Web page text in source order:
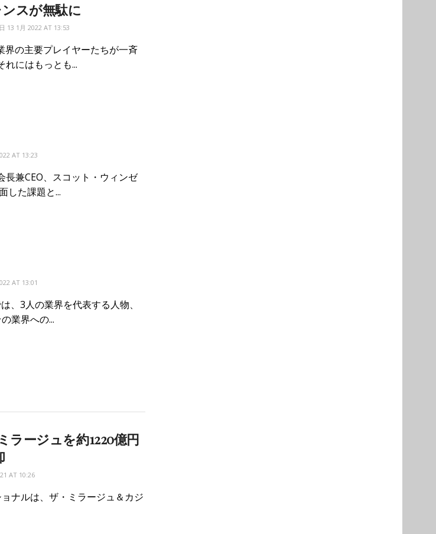
スが無駄に
13 1月 2022 AT 13:53
界の主要プレイヤーたちが一斉
れにはもっとも...
AT 13:23
兼CEO、スコット・ウィンゼ
した課題と...
AT 13:01
、3人の業界を代表する人物、
業界への...
ージュを約1220億円
AT 10:26
ナルは、ザ・ミラージュ＆カジ